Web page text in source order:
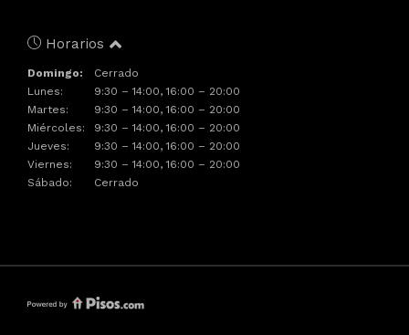
Horarios
Domingo:
Cerrado
Lunes:
9:30 – 14:00, 16:00 – 20:00
Martes:
9:30 – 14:00, 16:00 – 20:00
Miércoles:
9:30 – 14:00, 16:00 – 20:00
Jueves:
9:30 – 14:00, 16:00 – 20:00
Viernes:
9:30 – 14:00, 16:00 – 20:00
Sábado:
Cerrado